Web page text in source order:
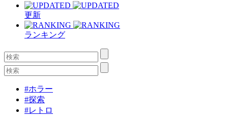
更新
ランキング
#ホラー
#探索
#レトロ